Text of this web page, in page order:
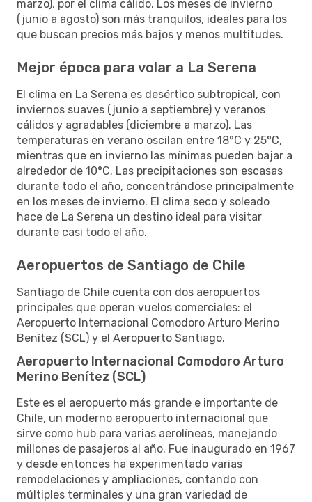
marzo), por el clima cálido. Los meses de invierno
(junio a agosto) son más tranquilos, ideales para los
que buscan precios más bajos y menos multitudes.
Mejor época para volar a La Serena
El clima en La Serena es desértico subtropical, con
inviernos suaves (junio a septiembre) y veranos
cálidos y agradables (diciembre a marzo). Las
temperaturas en verano oscilan entre 18°C y 25°C,
mientras que en invierno las mínimas pueden bajar a
alrededor de 10°C. Las precipitaciones son escasas
durante todo el año, concentrándose principalmente
en los meses de invierno. El clima seco y soleado
hace de La Serena un destino ideal para visitar
durante casi todo el año.
Aeropuertos de Santiago de Chile
Santiago de Chile cuenta con dos aeropuertos
principales que operan vuelos comerciales: el
Aeropuerto Internacional Comodoro Arturo Merino
Benítez (SCL) y el Aeropuerto Santiago.
Aeropuerto Internacional Comodoro Arturo
Merino Benítez (SCL)
Este es el aeropuerto más grande e importante de
Chile, un moderno aeropuerto internacional que
sirve como hub para varias aerolíneas, manejando
millones de pasajeros al año. Fue inaugurado en 1967
y desde entonces ha experimentado varias
remodelaciones y ampliaciones, contando con
múltiples terminales y una gran variedad de